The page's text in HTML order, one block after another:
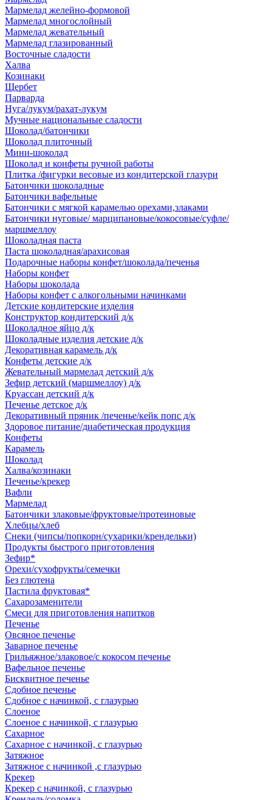
Мармелад желейно-формовой
Мармелад многослойный
Мармелад жевательный
Мармелад глазированный
Восточные сладости
Халва
Козинаки
Щербет
Парварда
Нуга/лукум/рахат-лукум
Мучные национальные сладости
Шоколад/батончики
Шоколад плиточный
Мини-шоколад
Шоколад и конфеты ручной работы
Плитка /фигурки весовые из кондитерской глазури
Батончики шоколадные
Батончики вафельные
Батончики с мягкой карамелью орехами,злаками
Батончики нуговые/ марципановые/кокосовые/суфле/
маршмеллоу
Шоколадная паста
Паста шоколадная/арахисовая
Подарочные наборы конфет/шоколада/печенья
Наборы конфет
Наборы шоколада
Наборы конфет с алкогольными начинками
Детские кондитерские изделия
Конструктор кондитерский д/к
Шоколадное яйцо д/к
Шоколадные изделия детские д/к
Декоративная карамель д/к
Конфеты детские д/к
Жевательный мармелад детский д/к
Зефир детский (маршмеллоу) д/к
Круассан детский д/к
Печенье детское д/к
Декоративный пряник /печенье/кейк попс д/к
Здоровое питание/диабетическая продукция
Конфеты
Карамель
Шоколад
Халва/козинаки
Печенье/крекер
Вафли
Мармелад
Батончики злаковые/фруктовые/протеиновые
Хлебцы/хлеб
Снеки (чипсы/попкорн/сухарики/крендельки)
Продукты быстрого приготовления
Зефир*
Орехи/сухофрукты/семечки
Без глютена
Пастила фруктовая*
Сахарозаменители
Смеси для приготовления напитков
Печенье
Овсяное печенье
Заварное печенье
Грильяжное/злаковое/с кокосом печенье
Вафельное печенье
Бисквитное печенье
Сдобное печенье
Сдобное с начинкой, с глазурью
Слоеное
Слоеное с начинкой, с глазурью
Сахарное
Сахарное с начинкой, с глазурью
Затяжное
Затяжное с начинкой ,с глазурью
Крекер
Крекер с начинкой, с глазурью